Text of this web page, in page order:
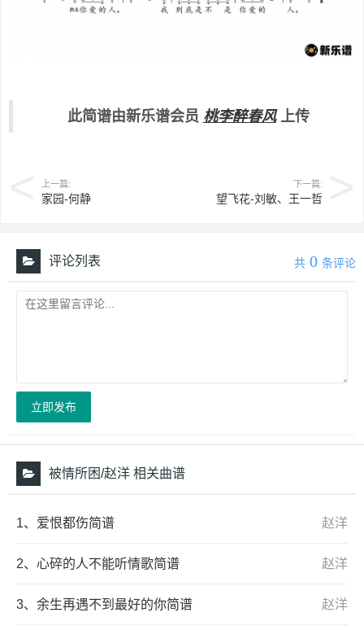
此简谱由新乐谱会员 桃李醉春风上传
上一篇:
家园-何静
下一篇:
望飞花-刘敏、王一哲
共 0 条评论
评论列表
立即发布
被情所困/赵洋 相关曲谱
赵洋
1、 爱恨都伤简谱
赵洋
2、 心碎的人不能听情歌简谱
赵洋
3、 余生再遇不到最好的你简谱